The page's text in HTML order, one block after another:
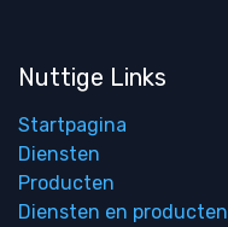
Nuttige Links
Startpagina
Diensten
Producten
Diensten en producten